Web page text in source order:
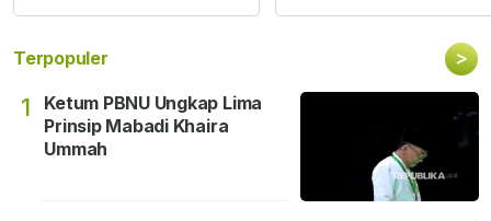
Terpopuler >
1
Ketum PBNU Ungkap Lima
Prinsip Mabadi Khaira
Ummah